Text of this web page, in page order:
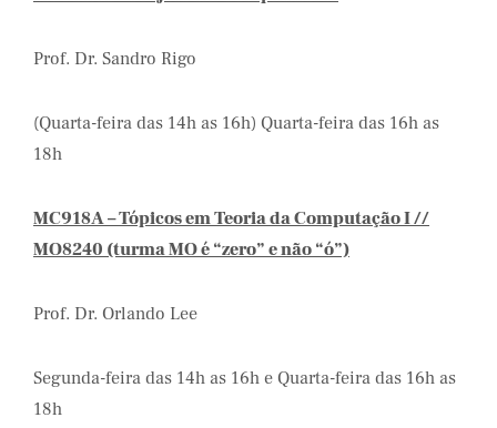
Prof. Dr. Sandro Rigo
(Quarta-feira das 14h as 16h) Quarta-feira das 16h as
18h
MC918A – Tópicos em Teoria da Computação I //
MO8240 (turma MO é “zero” e não “ó”)
Prof. Dr. Orlando Lee
Segunda-feira das 14h as 16h e Quarta-feira das 16h as
18h